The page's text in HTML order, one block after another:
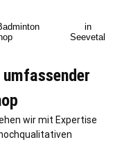
in
Seevetal
wir mit Expertise